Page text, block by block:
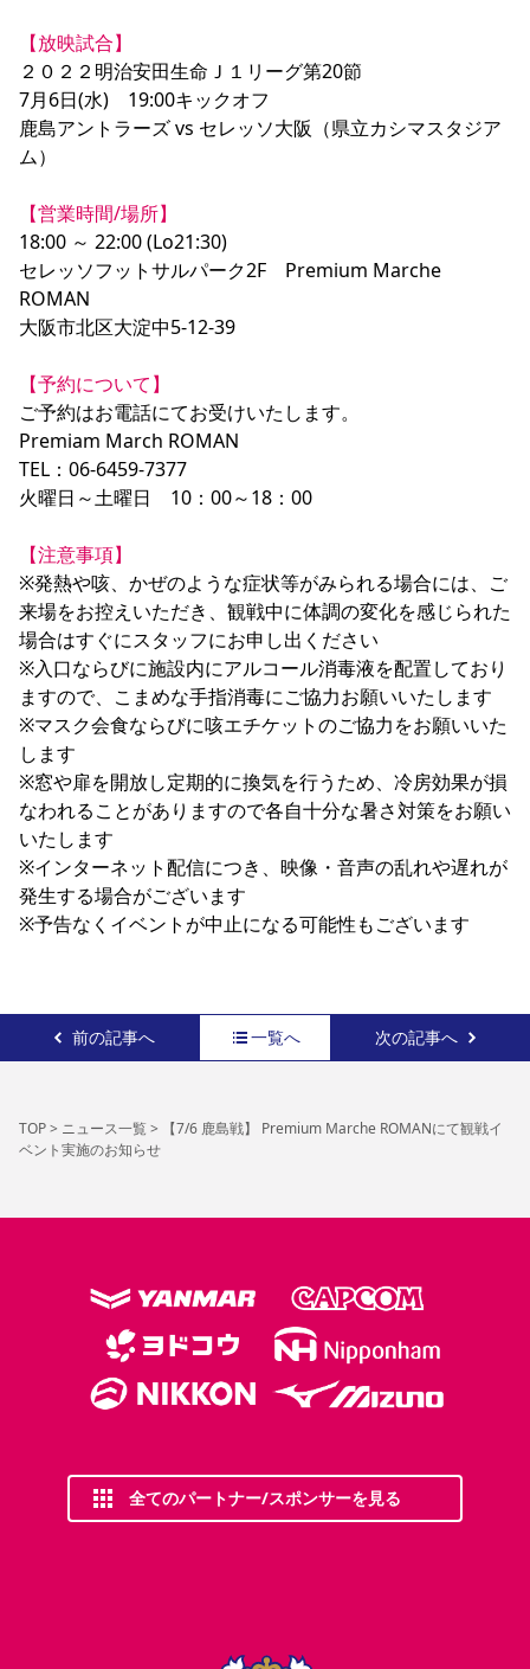
【放映試合】
２０２２明治安田生命Ｊ１リーグ第20節
7月6日(水)　19:00キックオフ
鹿島アントラーズ vs セレッソ大阪（県立カシマスタジア
ム）
【営業時間/場所】
18:00 ～ 22:00 (Lo21:30)
セレッソフットサルパーク2F　Premium Marche
ROMAN
大阪市北区大淀中5-12-39
【予約について】
ご予約はお電話にてお受けいたします。
Premiam March ROMAN
TEL：06-6459-7377
火曜日～土曜日　10：00～18：00
【注意事項】
※発熱や咳、かぜのような症状等がみられる場合には、ご
来場をお控えいただき、観戦中に体調の変化を感じられた
場合はすぐにスタッフにお申し出ください
※入口ならびに施設内にアルコール消毒液を配置しており
ますので、こまめな手指消毒にご協力お願いいたします
※マスク会食ならびに咳エチケットのご協力をお願いいた
します
※窓や扉を開放し定期的に換気を行うため、冷房効果が損
なわれることがありますので各自十分な暑さ対策をお願い
いたします
※インターネット配信につき、映像・音声の乱れや遅れが
発生する場合がございます
※予告なくイベントが中止になる可能性もございます
前の記事へ 一覧へ 次の記事へ
TOP> ニュース一覧>
【7/6 鹿島戦】 Premium Marche ROMANにて観戦イ
ベント実施のお知らせ
全てのパートナー/スポンサーを見る